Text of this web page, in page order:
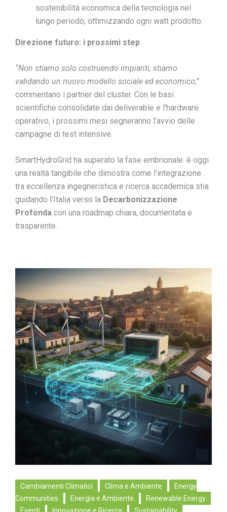
sostenibilità economica della tecnologia nel
lungo periodo, ottimizzando ogni watt prodotto.
Direzione futuro: i prossimi step
“Non stiamo solo costruendo impianti, stiamo
validando un nuovo modello sociale ed economico,”
commentano i partner del cluster. Con le basi
scientifiche consolidate dai deliverable e l’hardware
operativo, i prossimi mesi segneranno l’avvio delle
campagne di test intensive.
SmartHydroGrid ha superato la fase embrionale: è oggi
una realtà tangibile che dimostra come l’integrazione
tra eccellenza ingegneristica e ricerca accademica stia
guidando l’Italia verso la Decarbonizzazione
Profonda con una roadmap chiara, documentata e
trasparente.
Cambiamenti Climatici Clima e Ambiente
Energy
Communities
Energia e Ambiente
Renewable Energy
Eventi
Innovazione e Ricerca
Sustainability